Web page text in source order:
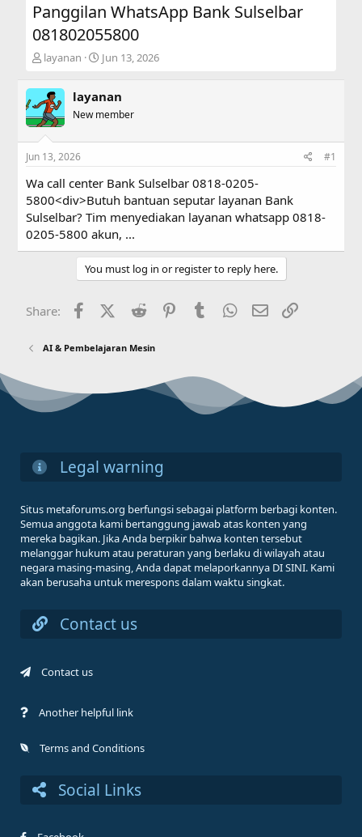
Panggilan WhatsApp Bank Sulselbar
081802055800
T
r
e
a
d
t
r
t
e
r
layanan
S
r
t
a
Jun 13, 2026
layanan
New member
Jun 13, 2026 #1
Wa call center Bank Sulselbar 0818-0205-
5800<div>Butuh bantuan seputar layanan Bank
Sulselbar? Tim menyediakan layanan whatsapp 0818-
0205-5800 akun, ...
You must log in or register to reply here.
Share: FacebookX (Twitter)
Reddit PinterestTumblr WhatsApp
Email
AI & Pembelajaran Mesin
Legal warning
Situs metaforums.org berfungsi sebagai platform berbagi konten.
Semua anggota kami bertanggung jawab atas konten yang
mereka bagikan. Jika Anda berpikir bahwa konten tersebut
melanggar hukum atau peraturan yang berlaku di wilayah atau
negara masing-masing, Anda dapat melaporkannya DI SINI. Kami
akan berusaha untuk merespons dalam waktu singkat.
Contact us
Contact us
Another helpful link
Terms and Conditions
Social Links